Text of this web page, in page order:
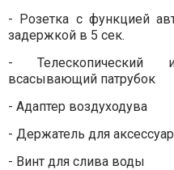
- Розетка с функцией
задержкой в 5 сек.
- Телескопический
всасывающий патрубок
- Адаптер воздуходува
- Держатель для
- Винт для слива воды